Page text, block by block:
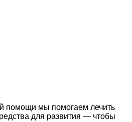
помощи мы помогаем лечить
для развития — чтобы